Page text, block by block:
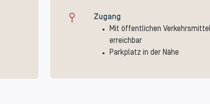
Zugang
Mit öffentlichen
erreichbar
Parkplatz in der Nähe